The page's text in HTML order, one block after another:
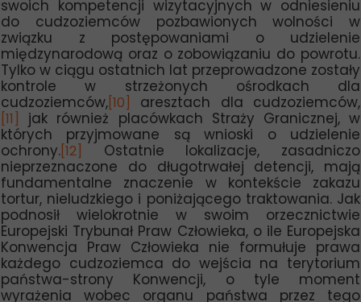
swoich kompetencji wizytacyjnych w odniesieniu
do cudzoziemców pozbawionych wolności w
związku z postępowaniami o udzielenie
międzynarodową oraz o zobowiązaniu do powrotu.
Tylko w ciągu ostatnich lat przeprowadzone zostały
kontrole w strzeżonych ośrodkach dla
cudzoziemców, [10] aresztach dla cudzoziemców,
[11]
jak również placówkach Straży Granicznej, w
których przyjmowane są wnioski o udzielenie
ochrony. [12]
Ostatnie lokalizacje, zasadniczo
nieprzeznaczone do długotrwałej detencji, mają
fundamentalne znaczenie w kontekście zakazu
tortur, nieludzkiego i poniżającego traktowania. Jak
podnosił wielokrotnie w swoim orzecznictwie
Europejski Trybunał Praw Człowieka, o ile Europejska
Konwencja Praw Człowieka nie formułuje prawa
każdego cudzoziemca do wejścia na terytorium
państwa-strony Konwencji, o tyle moment
wyrażenia wobec organu państwa przez tego